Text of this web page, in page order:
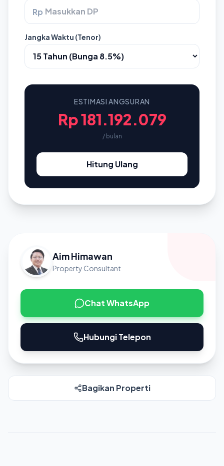
Rp
Jangka Waktu (Tenor)
ESTIMASI ANGSURAN
Rp 181.192.079
/ bulan
Hitung Ulang
Aim Himawan
Property Consultant
Chat WhatsApp
Hubungi Telepon
Bagikan Properti